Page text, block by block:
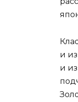
и
и